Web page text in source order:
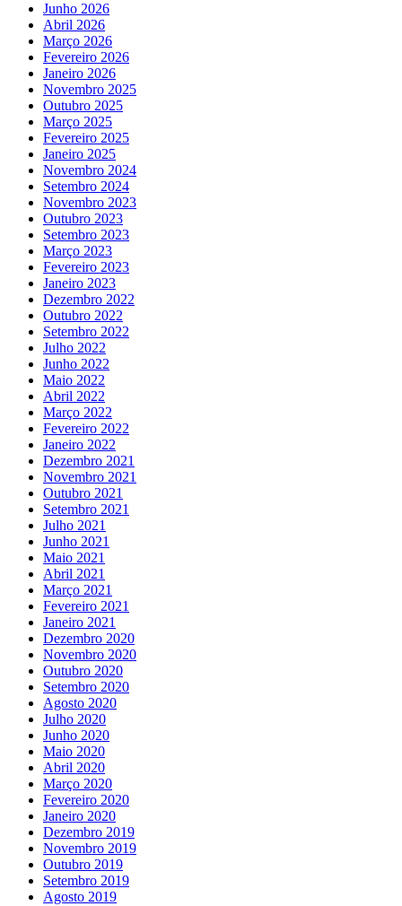
Junho 2026
Abril 2026
Março 2026
Fevereiro 2026
Janeiro 2026
Novembro 2025
Outubro 2025
Março 2025
Fevereiro 2025
Janeiro 2025
Novembro 2024
Setembro 2024
Novembro 2023
Outubro 2023
Setembro 2023
Março 2023
Fevereiro 2023
Janeiro 2023
Dezembro 2022
Outubro 2022
Setembro 2022
Julho 2022
Junho 2022
Maio 2022
Abril 2022
Março 2022
Fevereiro 2022
Janeiro 2022
Dezembro 2021
Novembro 2021
Outubro 2021
Setembro 2021
Julho 2021
Junho 2021
Maio 2021
Abril 2021
Março 2021
Fevereiro 2021
Janeiro 2021
Dezembro 2020
Novembro 2020
Outubro 2020
Setembro 2020
Agosto 2020
Julho 2020
Junho 2020
Maio 2020
Abril 2020
Março 2020
Fevereiro 2020
Janeiro 2020
Dezembro 2019
Novembro 2019
Outubro 2019
Setembro 2019
Agosto 2019